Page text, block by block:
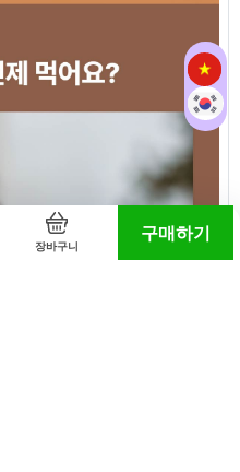
장바구니
구매하기